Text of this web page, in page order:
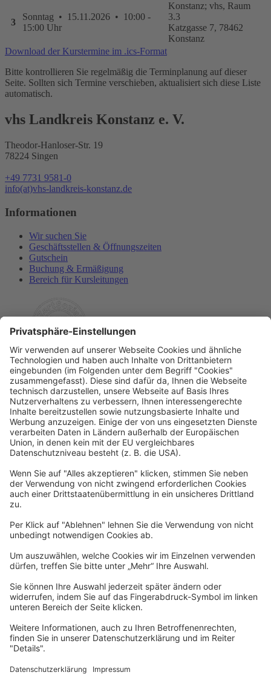
3
Sonntag • 15.11.2026 • 10:00 -
15:00 Uhr
Konstanz; vhs, Raum
3.3
Katzgasse 7, 78462
Konstanz
Download der Kurstermine im .ics-Format
Bitte kontrollieren Sie regelmäßig die Terminplanung auf dieser
Seite. Sollten sich Termine verschieben, aktualisiert sich diese Liste
automatisch.
vhs Landkreis Konstanz e. V.
Theodor-Hanloser-Str. 19
78224 Singen
+49 7731 9581-0
info(at)vhs-landkreis-konstanz.de
Informationen
Wir suchen Sie
Geschäftsstellen & Öffnungszeiten
Gutschein
Buchung & Ermäßigung
Bereich für Kursleitungen
Rechtliches
Allgemeine Geschäftsbedingungen
Widerrufsbelehrung
Datenschutzerklärung
Barrierefreiheitserklärung
Impressum
Newsletter
Per E-Mail informieren wir Sie über interessante Angebote.
Zum Newsletter anmelden
vhs Post
Zur vhs Post anmelden
Kontrast
Kurs-Merkliste